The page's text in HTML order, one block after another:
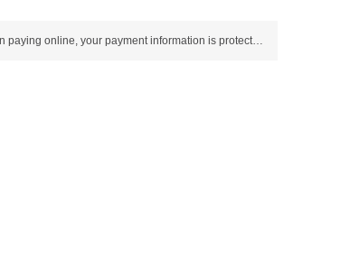
Use SSL protocol to ensure payment security. When paying online, your payment information is protected.